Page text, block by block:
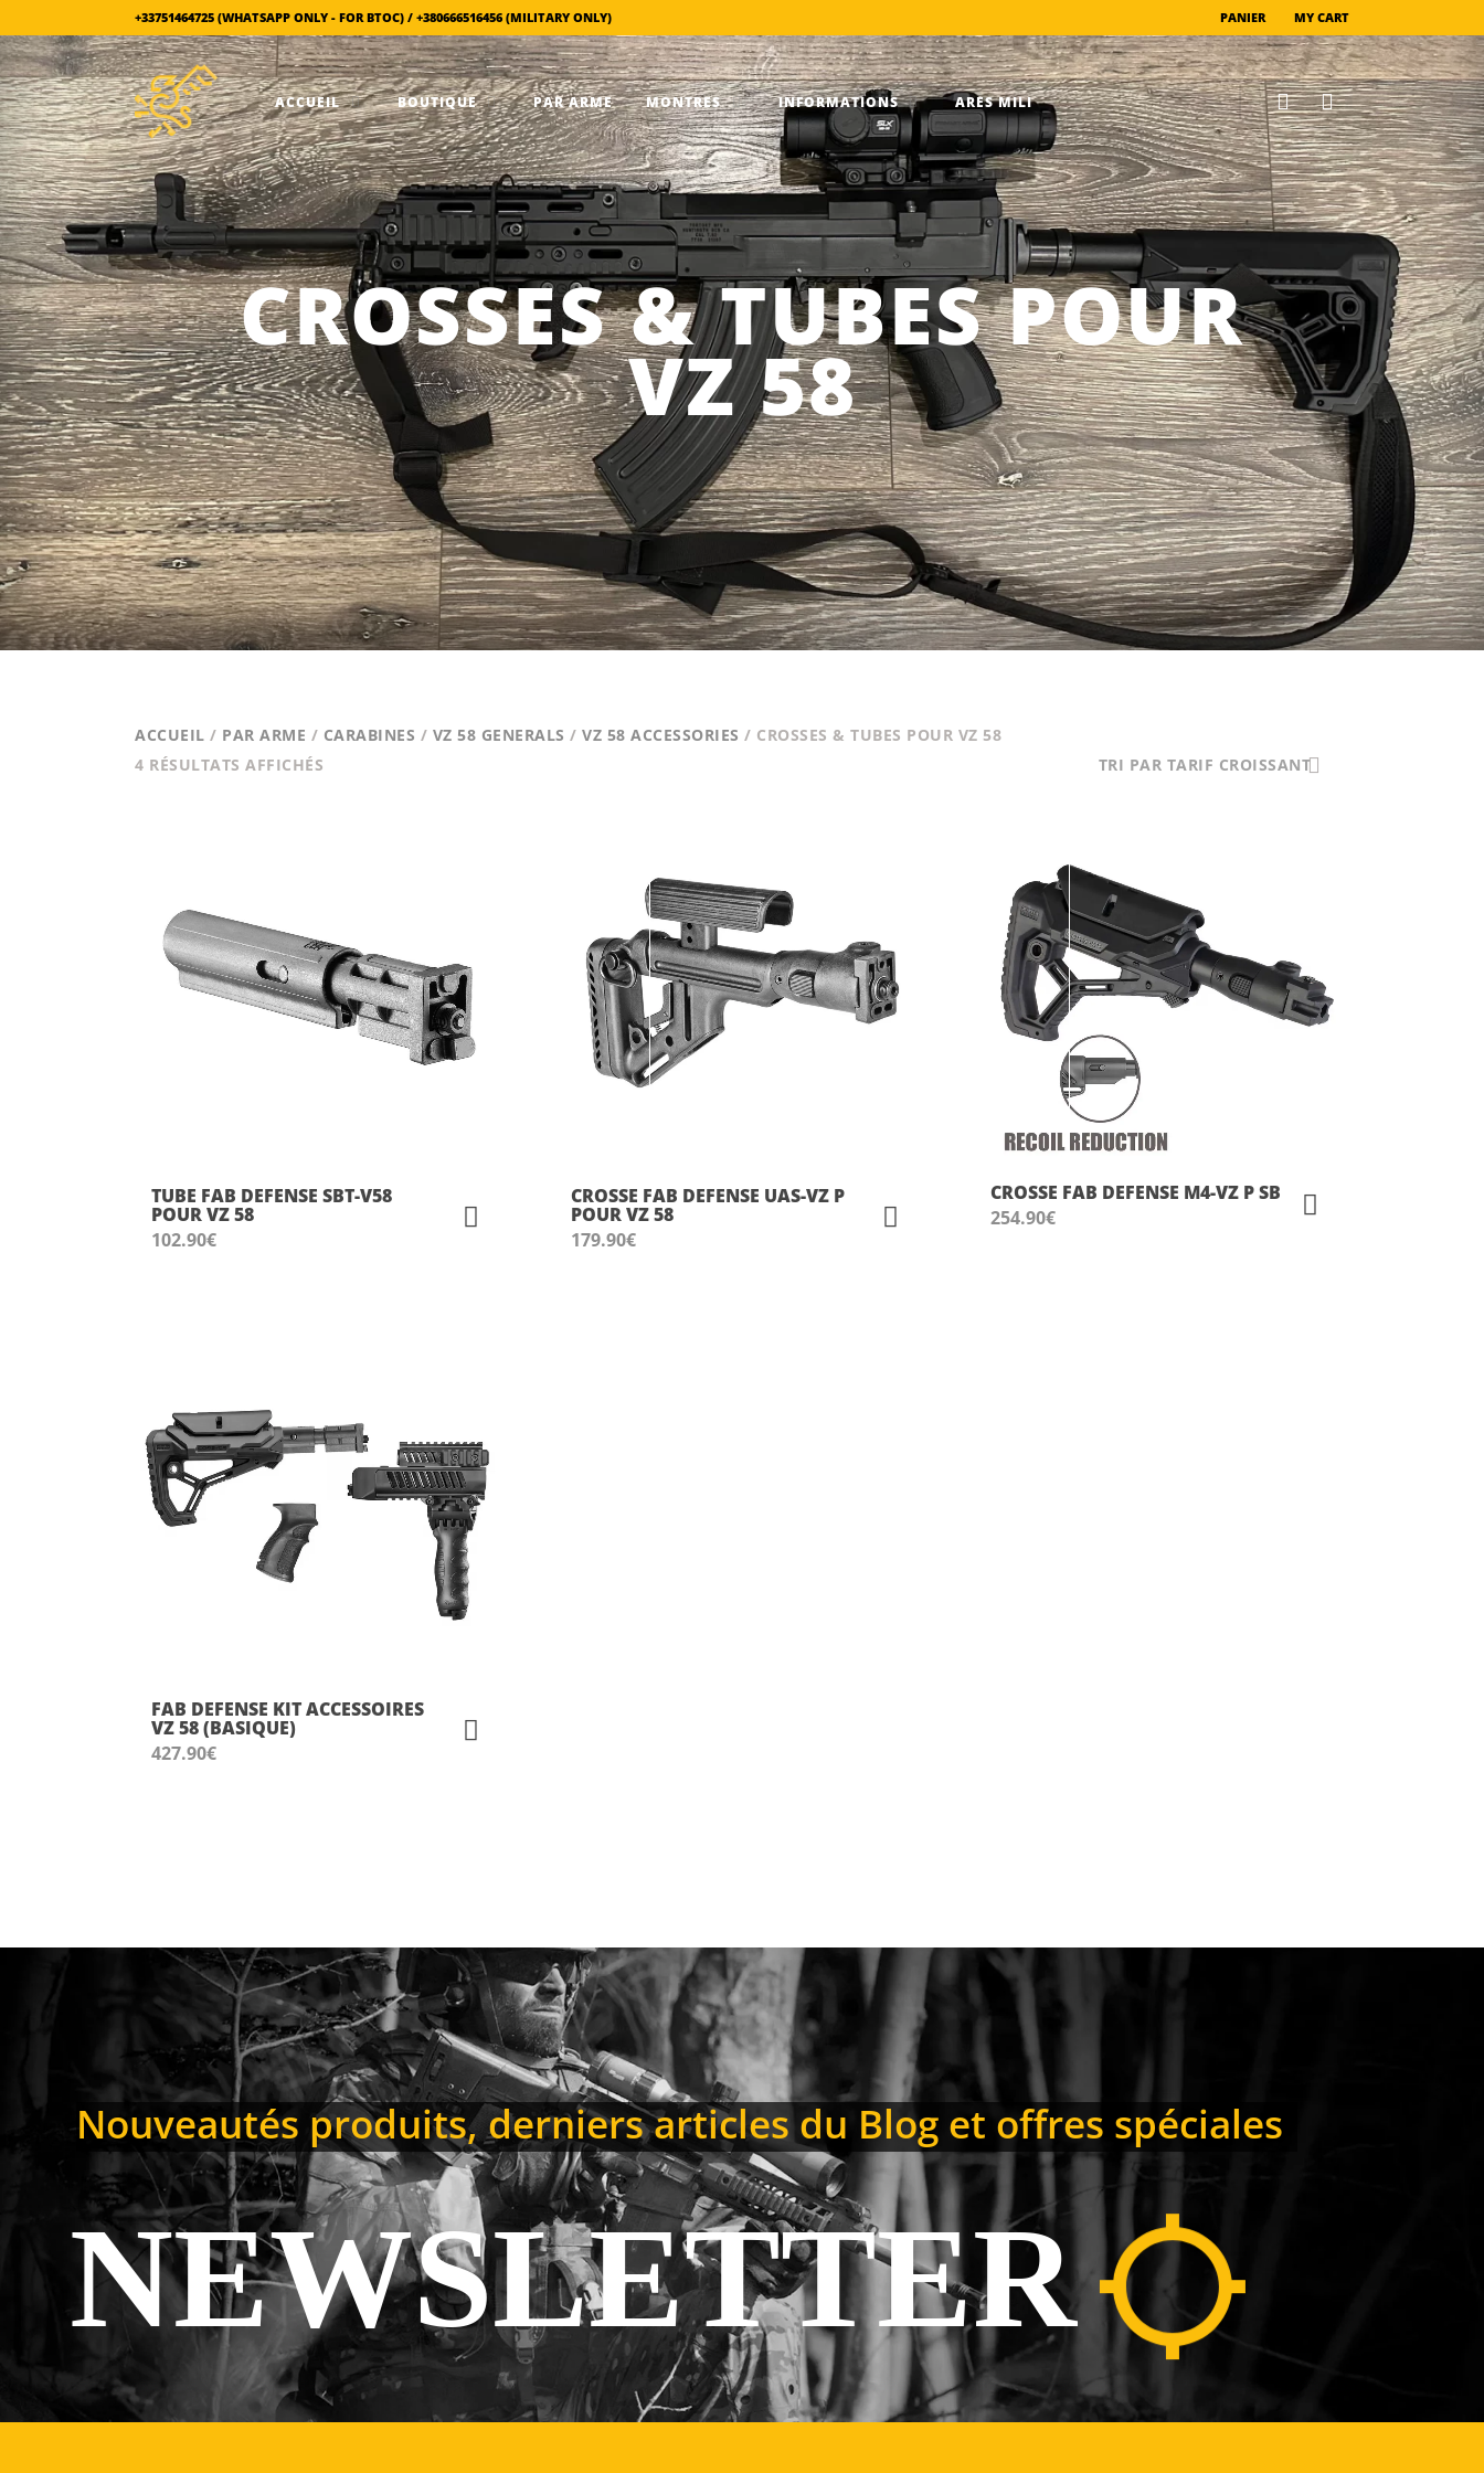
+33751464725 (WHATSAPP ONLY - FOR BTOC) / +380666516456 (MILITARY ONLY) PANIER MY CART
ACCUEIL BOUTIQUE PAR ARME MONTRES INFORMATIONS ARES MILI
CROSSES & TUBES POUR
VZ 58
ACCUEIL / PAR ARME / CARABINES / VZ 58 GENERALS / VZ 58 ACCESSORIES / CROSSES & TUBES POUR VZ 58
4 RÉSULTATS AFFICHÉS
TRI PAR TARIF CROISSANT
TUBE FAB DEFENSE SBT-V58
POUR VZ 58
102.90€
CROSSE FAB DEFENSE UAS-VZ P
POUR VZ 58
179.90€
CROSSE FAB DEFENSE M4-VZ P SB
254.90€
FAB DEFENSE KIT ACCESSOIRES
VZ 58 (BASIQUE)
427.90€
Nouveautés produits, derniers articles du Blog et offres spéciales
NEWSLETTER